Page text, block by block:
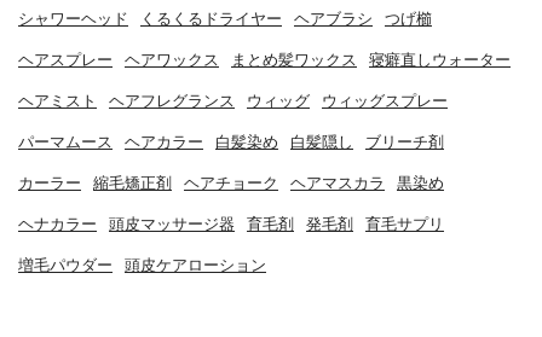
シャワーヘッド くるくるドライヤー ヘアブラシ つげ櫛
ヘアスプレー ヘアワックス まとめ髪ワックス 寝癖直しウォーター
ヘアミスト ヘアフレグランス ウィッグ ウィッグスプレー
パーマムース ヘアカラー 白髪染め 白髪隠し ブリーチ剤
カーラー 縮毛矯正剤 ヘアチョーク ヘアマスカラ 黒染め
ヘナカラー 頭皮マッサージ器 育毛剤 発毛剤 育毛サプリ
増毛パウダー 頭皮ケアローション